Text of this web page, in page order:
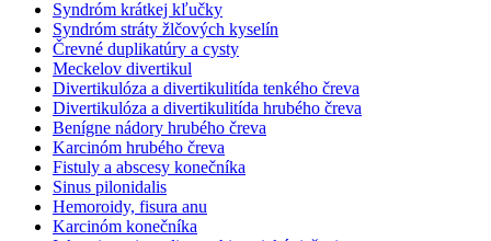
Syndróm krátkej kľučky
Syndróm stráty žlčových kyselín
Črevné duplikatúry a cysty
Meckelov divertikul
Divertikulóza a divertikulitída tenkého čreva
Divertikulóza a divertikulitída hrubého čreva
Benígne nádory hrubého čreva
Karcinóm hrubého čreva
Fistuly a abscesy konečníka
Sinus pilonidalis
Hemoroidy, fisura anu
Karcinóm konečníka